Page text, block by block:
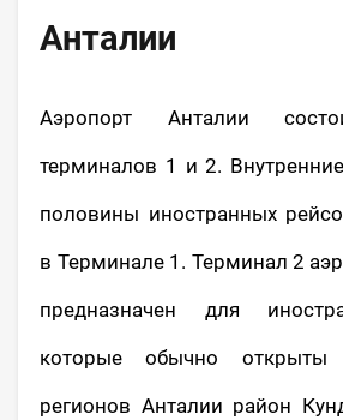
Анталии
Аэропорт Анталии
терминалов 1 и 2.
половины иностранных
в Терминале 1. Терминал 2
предназначен для
которые обычно открыты
регионов Анталии район